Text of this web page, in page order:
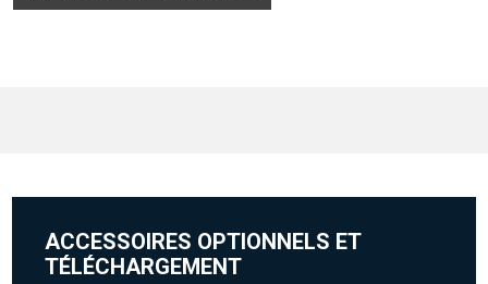
ACCESSOIRES OPTIONNELS ET
TÉLÉCHARGEMENT